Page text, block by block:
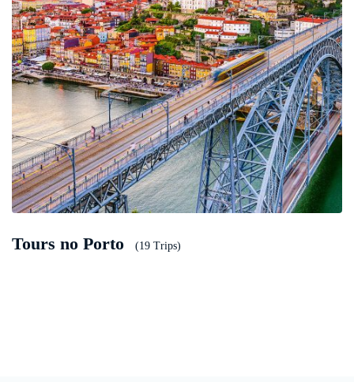
Tours no Porto (19 Trips)